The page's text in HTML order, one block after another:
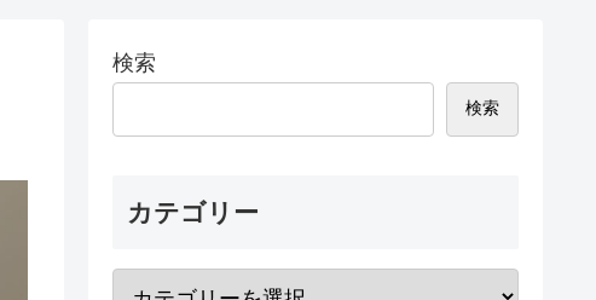
検索
検索
カテゴリー